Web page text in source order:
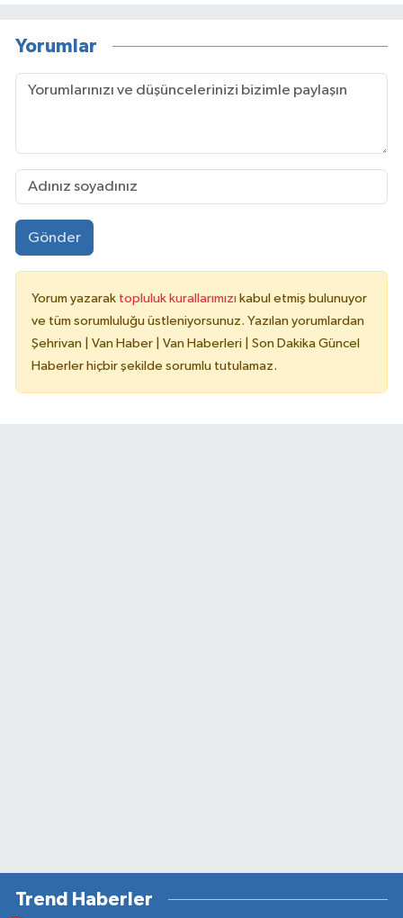
Yorumlar
Gönder
Yorum yazarak topluluk kurallarımızı kabul etmiş bulunuyor
ve tüm sorumluluğu üstleniyorsunuz. Yazılan yorumlardan
Şehrivan | Van Haber | Van Haberleri | Son Dakika Güncel
Haberler hiçbir şekilde sorumlu tutulamaz.
Trend Haberler